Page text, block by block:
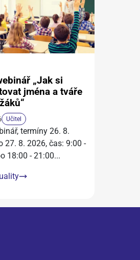
„Jak si
jména a tváře
Učitel
termíny 26. 8.
27. 8. 2026, čas: 9:00 -
18:00 - 21:00...